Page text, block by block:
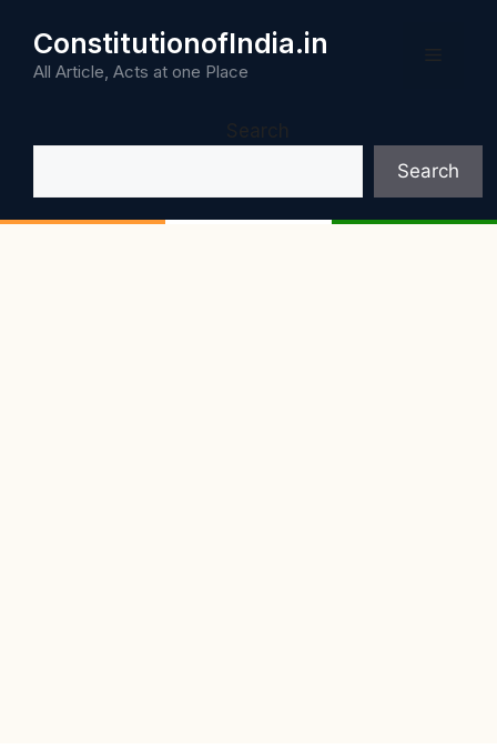
content
ConstitutionofIndia.in
All Article, Acts at one Place
Search
Search